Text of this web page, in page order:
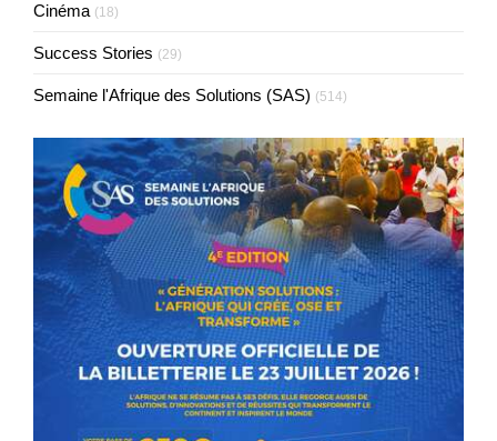
Cinéma (18)
Success Stories (29)
Semaine l'Afrique des Solutions (SAS) (514)